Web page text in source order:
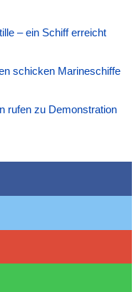
– ein Schiff erreicht
schicken Marineschiffe
rufen zu Demonstration